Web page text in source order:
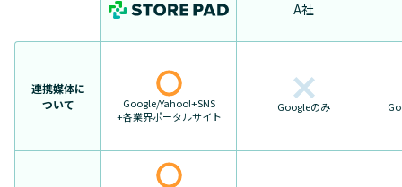
連携媒体に
ついて
Google/Yahoo!+SNS
+各業界ポータルサイト
A社
Googleのみ